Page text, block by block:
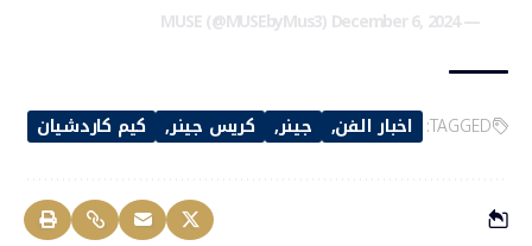
— MUSE (@MUSEbyMus3)
December 6, 2024
TAGGED: اخبار الفن جينر كريس جينر كيم كاردشيان